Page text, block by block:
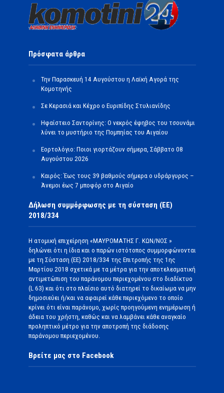
Πρόσφατα άρθρα
Την Παρασκευή 14 Αυγούστου η Λαϊκή Αγορά της
Κομοτηνής
Σε Κερασιά και Κέχρο ο Ευριπίδης Στυλιανίδης
Ηφαίστειο Σαντορίνης: Ο νεκρός έφηβος του τσουνάμι
λύνει το μυστήριο της Πομπηίας του Αιγαίου
Εορτολόγιο: Ποιοι γιορτάζουν σήμερα, Σάββατο 08
Αυγούστου 2026
Καιρός: Έως τους 39 βαθμούς σήμερα ο υδράργυρος –
Άνεμοι έως 7 μποφόρ στο Αιγαίο
Δήλωση συμμόρφωσης με τη σύσταση (ΕΕ)
2018/334
Η ατομική επιχείρηση «ΜΑΥΡΟΜΑΤΗΣ Γ. ΚΩΝ/ΝΟΣ »
δηλώνει ότι η ίδια και ο παρών ιστότοπος συμμορφώνονται
με τη Σύσταση (ΕΕ) 2018/334 της Επιτροπής της 1ης
Μαρτίου 2018 σχετικά με τα μέτρα για την αποτελεσματική
αντιμετώπιση του παράνομου περιεχομένου στο διαδίκτυο
(L 63) και ότι στο πλαίσιο αυτό διατηρεί το δικαίωμα να μην
δημοσιεύει ή/και να αφαιρεί κάθε περιεχόμενο το οποίο
κρίνει ότι είναι παράνομο, χωρίς προηγούμενη ενημέρωση ή
άδεια του χρήστη, καθώς και να λαμβάνει κάθε αναγκαίο
προληπτικό μέτρο για την αποτροπή της διάδοσης
παράνομου περιεχομένου.
Βρείτε μας στο Facebook